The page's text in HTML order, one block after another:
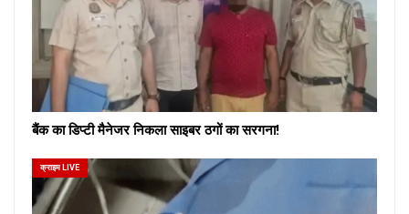
बैंक का डिप्टी मैनेजर निकला साइबर ठगों का सरगना!
क्राइम LIVE